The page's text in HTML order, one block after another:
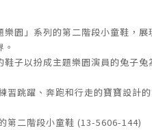
樂園」系列的第二階段小童鞋，展
鞋子以扮成主題樂園演員的兔子兔
習跳躍、奔跑和行走的寶寶設計
第二階段小童鞋 (13-5606-144)